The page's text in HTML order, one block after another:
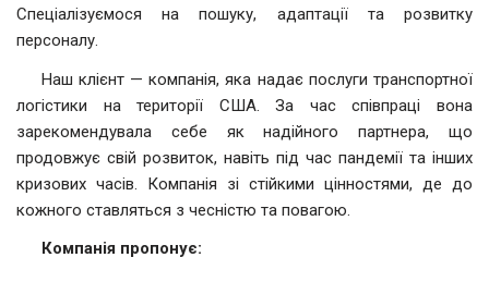
Спеціалізуємося на пошуку, адаптації та розвитку
персоналу.
Наш клієнт — компанія, яка надає послуги транспортної
логістики на території США. За час співпраці вона
зарекомендувала себе як надійного партнера, що
продовжує свій розвиток, навіть під час пандемії та інших
кризових часів. Компанія зі стійкими цінностями, де до
кожного ставляться з чесністю та повагою.
Компанія пропонує: